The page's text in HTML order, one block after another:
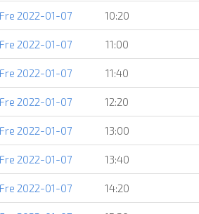
Fre 2022-01-07 10:20
Fre 2022-01-07 11:00
Fre 2022-01-07 11:40
Fre 2022-01-07 12:20
Fre 2022-01-07 13:00
Fre 2022-01-07 13:40
Fre 2022-01-07 14:20